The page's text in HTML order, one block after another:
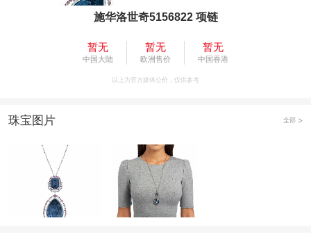
施华洛世奇5156822 项链
暂无
中国大陆
暂无
欧洲售价
暂无
中国香港
以上为官方媒体公价，仅供参考
珠宝图片 全部